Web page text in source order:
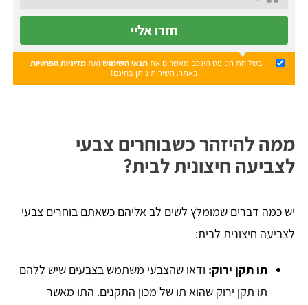
חזרו אליי
בשליחת הטופס הינכם מאשרים אתתנאי השימוש ואתמדיניות הפרטיות
באתר. השירות ניתן בחינם!
ממה להיזהר כשבוחרים צבעי
לצביעה חיצונית לבית?
יש כמה דברים שמומלץ לשים לב אליהם כשאתם בוחרים צבעי
לצביעה חיצונית לבית:
תו תקן ירוק: ודאו שהצבעי משתמש בצבעים שיש ללהם
תו תקן ירוק שהוא תו של מכון התקנים. התו מאשר